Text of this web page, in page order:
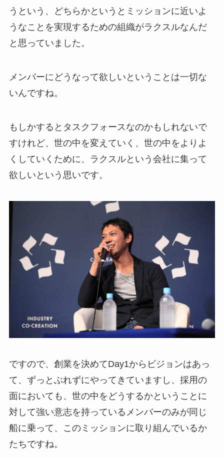
うという、どちらかというとミッションに近いよ
うなことを実現するための組織がラクスルなんだ
と思っていました。
メンバーにどうなって欲しいということは一切な
いんですね。
もしかするとタスクフォースなのかもしれないで
すけれど、世の中を変えていく、世の中をよりよ
くしていくために、ラクスルという会社に集って
欲しいという思いです。
ですので、創業を決めてDay1からビジョンはあっ
て、ずっとぶれずにやってきていますし、採用の
面においても、世の中をどうするかということに
対して強い意志を持っているメンバーのみが同じ
船に乗って、このミッションに取り組んでいるか
たちですね。